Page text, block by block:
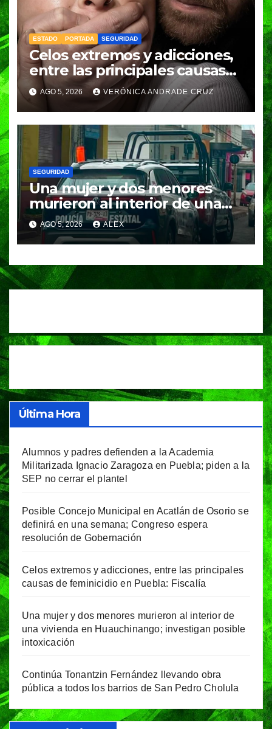
ESTADO PORTADA SEGURIDAD
Celos extremos y adicciones,
entre las principales causas
de feminicidio en Puebla:
Fiscalía
AGO 5, 2026 VERÓNICA ANDRADE CRUZ
SEGURIDAD
Una mujer y dos menores
murieron al interior de una
vivienda en Huauchinango;
investigan posible
intoxicación
AGO 5, 2026 ALEX
Última Hora
Alumnos y padres defienden a la Academia
Militarizada Ignacio Zaragoza en Puebla; piden a la
SEP no cerrar el plantel
Posible Concejo Municipal en Acatlán de Osorio se
definirá en una semana; Congreso espera
resolución de Gobernación
Celos extremos y adicciones, entre las principales
causas de feminicidio en Puebla: Fiscalía
Una mujer y dos menores murieron al interior de
una vivienda en Huauchinango; investigan posible
intoxicación
Continúa Tonantzin Fernández llevando obra
pública a todos los barrios de San Pedro Cholula